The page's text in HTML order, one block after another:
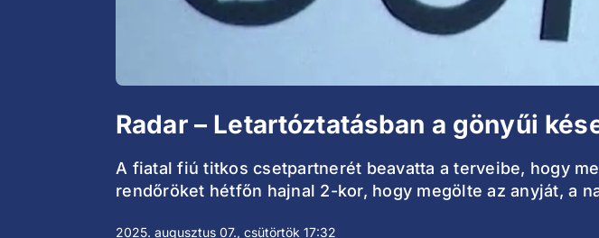
Radar – Letartóztatásban a gönyűi
A fiatal fiú titkos csetpartnerét beavatta a terveibe, hogy
rendőröket hétfőn hajnal 2-kor, hogy megölte az anyját, a
2025. augusztus 07., csütörtök 17:32